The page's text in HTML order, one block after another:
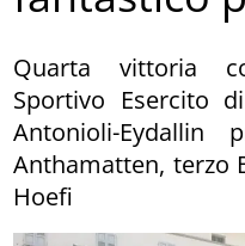
Quarta vittoria
Sportivo Esercito
Antonioli-Eydallin
Anthamatten, terzo
Hoefi